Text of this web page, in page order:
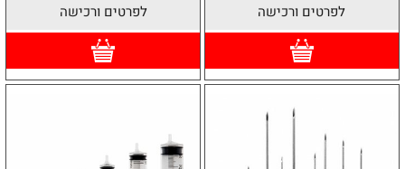
לפרטים ורכישה לפרטים ורכישה